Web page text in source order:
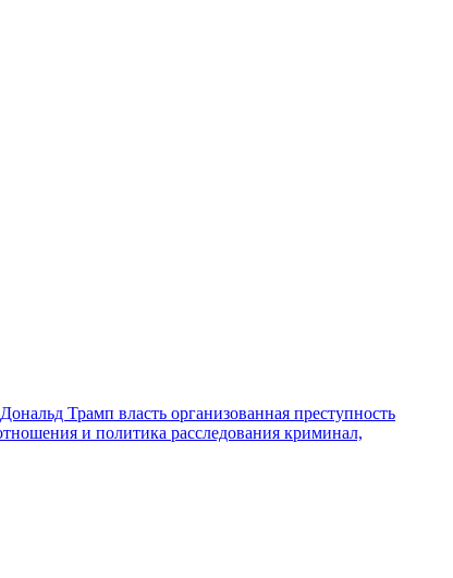
Дональд Трамп власть организованная преступность
и политика расследования криминал,